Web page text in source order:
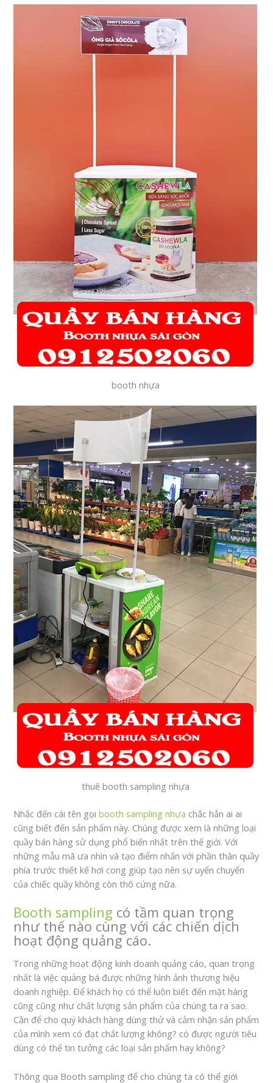
booth nhựa
thuê booth sampling nhựa
Nhắc đến cái tên gọibooth sampling nhựa chắc hẳn ai ai
cũng biết đến sản phẩm này. Chúng được xem là những loại
quầy bán hàng sử dụng phổ biến nhất trên thế giới. Với
những mẫu mã ưa nhìn và tạo điểm nhấn với phần thân quầy
phía trước thiết kế hơi cong giúp tạo nên sự uyển chuyển
của chiếc quầy không còn thô cứng nữa.
Booth sampling có tầm quan trọng
như thế nào cùng với các chiến dịch
hoạt động quảng cáo.
Trong những hoạt động kinh doanh quảng cáo, quan trọng
nhất là việc quảng bá được những hình ảnh thương hiệu
doanh nghiệp. Để khách họ có thể luôn biết đến mặt hàng
cũng cũng như chất lượng sản phẩm của chúng ta ra sao.
Cần để cho quý khách hàng dùng thử và cảm nhận sản phẩm
của mình xem có đạt chất lượng không? có được người tiêu
dùng có thể tin tưởng các loại sản phẩm hay không?
Thông qua Booth sampling để cho chúng ta có thể giới